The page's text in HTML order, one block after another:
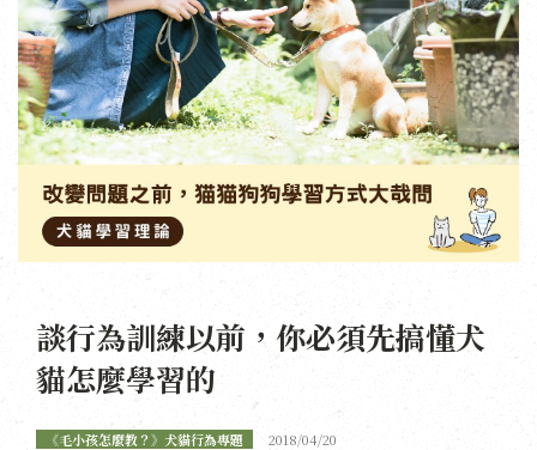
談行為訓練以前，你必須先搞懂犬
貓怎麼學習的
《毛小孩怎麼教？》犬貓行為專題 2018/04/20